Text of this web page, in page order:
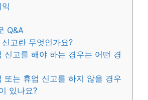
Q&A
신고란 무엇인가요?
신고를 해야 하는 경우는 어떤 경
또는 휴업 신고를 하지 않을 경우
있나요?